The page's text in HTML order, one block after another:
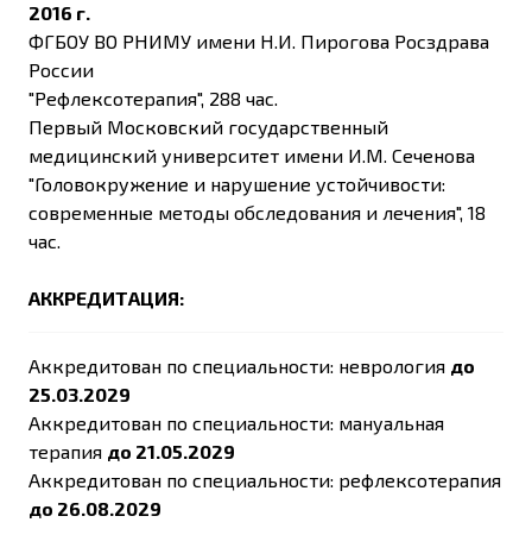
2016 г.
ФГБОУ ВО РНИМУ имени Н.И. Пирогова Росздрава
России
"Рефлексотерапия", 288 час.
Первый Московский государственный
медицинский университет имени И.М. Сеченова
"Головокружение и нарушение устойчивости:
современные методы обследования и лечения", 18
час.
АККРЕДИТАЦИЯ:
Аккредитован по специальности: неврология до
25.03.2029
Аккредитован по специальности: мануальная
терапия до 21.05.2029
Аккредитован по специальности: рефлексотерапия
до 26.08.2029